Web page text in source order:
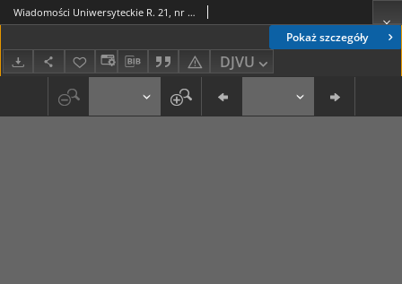
Pokaż szczegóły
DJVU
Wiadomości Uniwersyteckie R. 21, nr 11=180 (grudzień 2011)